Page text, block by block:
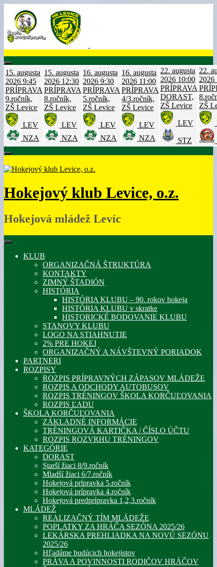
to
content
15. augusta
2026 9:45
PRÍPRAVA
9.ročník,
ZŠ Levice
LEV
NZA
15. augusta
2026 12:30
PRÍPRAVA
8.ročník,
ZŠ Levice
LEV
NZA
16. augusta
2026 9:30
PRÍPRAVA
5.ročník,
ZŠ Levice
LEV
NZA
16. augusta
2026 11:00
PRÍPRAVA
4/3.ročník,
ZŠ Levice
LEV
NZA
22. augusta
2026 10:00
PRÍPRAVA
DORAST,
ZŠ Levice
LEV
STZ
22.
2026
ZŠ
Hokejový klub Levice, o.z.
Hokejová mládež Levíc
KLUB
ORGANIZAČNÁ ŠTRUKTÚRA
KONTAKTY
ZIMNÝ ŠTADIÓN
HISTÓRIA
HISTÓRIA KLUBU – 90. rokov hokeja
HISTÓRIA KLUBU v skratke
HISTORICKÉ BODOVANIE KLUBU
STANOVY KLUBU
LOGO NA STIAHNUTIE
2% PRE HOKEJ
ORGANIZAČNÝ A NÁVŠTEVNÝ PORIADOK
PARTNERI
ROZPISY
ROZPIS PRÍPRAVNÝCH ZÁPASOV MLÁDEŽE
ROZPIS A ODCHODY AUTOBUSOV
ROZPIS TRÉNINGOV ŠKOLA KORČUĽOVANIA
ROZPIS ĽADU
ŠKOLA KORČUĽOVANIA
ZÁKLADNÉ INFORMÁCIE
TRÉNINGOVÁ KARTIČKA / ČÍSLO ÚČTU
ROZPIS ROZVRHU TRÉNINGOV
KATEGÓRIE
DORAST
Starší žiaci 8/9.ročník
Mladší žiaci 6/7.ročník
Hokejová prípravka 5.ročník
Hokejová prípravka 4.ročník
Hokejová predprípravka 1,2,3.ročník
MLÁDEŽ
REALIZAČNÝ TÍM MLÁDEŽE
POPLATKY ZA HRÁČA SEZÓNA 2025/26
LEKÁRSKA PREHLIADKA NA NOVÚ SEZÓNU
2025/26
Hľadáme budúcich hokejistov
PRÁVA A POVINNOSTI RODIČOV HRÁČOV